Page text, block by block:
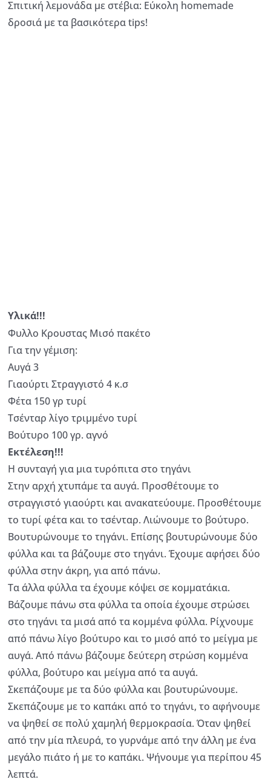
Σπιτική λεμονάδα με στέβια: Εύκολη homemade
δροσιά με τα βασικότερα tips!
Υλικά!!!
Φυλλο Κρουστας Μισό πακέτο
Για την γέμιση:
Αυγά 3
Γιαούρτι Στραγγιστό 4 κ.σ
Φέτα 150 γρ τυρί
Τσένταρ λίγο τριμμένο τυρί
Βούτυρο 100 γρ. αγνό
Εκτέλεση!!!
Η συνταγή για μια τυρόπιτα στο τηγάνι
Στην αρχή χτυπάμε τα αυγά. Προσθέτουμε το
στραγγιστό γιαούρτι και ανακατεύουμε. Προσθέτουμε
το τυρί φέτα και το τσένταρ. Λιώνουμε το βούτυρο.
Βουτυρώνουμε το τηγάνι. Επίσης βουτυρώνουμε δύο
φύλλα και τα βάζουμε στο τηγάνι. Έχουμε αφήσει δύο
φύλλα στην άκρη, για από πάνω.
Τα άλλα φύλλα τα έχουμε κόψει σε κομματάκια.
Βάζουμε πάνω στα φύλλα τα οποία έχουμε στρώσει
στο τηγάνι τα μισά από τα κομμένα φύλλα. Ρίχνουμε
από πάνω λίγο βούτυρο και το μισό από το μείγμα με
αυγά. Από πάνω βάζουμε δεύτερη στρώση κομμένα
φύλλα, βούτυρο και μείγμα από τα αυγά.
Σκεπάζουμε με τα δύο φύλλα και βουτυρώνουμε.
Σκεπάζουμε με το καπάκι από το τηγάνι, το αφήνουμε
να ψηθεί σε πολύ χαμηλή θερμοκρασία. Όταν ψηθεί
από την μία πλευρά, το γυρνάμε από την άλλη με ένα
μεγάλο πιάτο ή με το καπάκι. Ψήνουμε για περίπου 45
λεπτά.